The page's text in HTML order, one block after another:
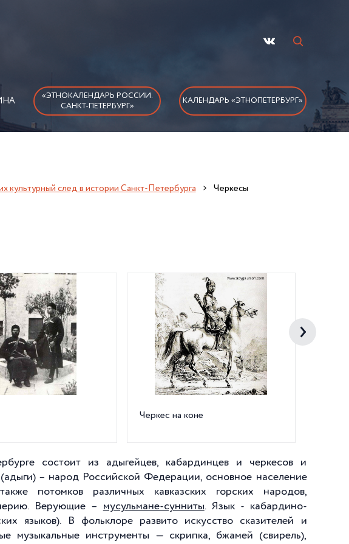
«ЭТНОКАЛЕНДАРЬ РОССИИ.
САНКТ-ПЕТЕРБУРГ»
КАЛЕНДАРЬ «ЭТНОПЕТЕРБУРГ»
культурный след в истории Санкт-Петербурга Черкесы
Черкес на коне
состоит из адыгейцев, кабардинцев и черкесов и
(адыги) – народ Российской Федерации, основное население
потомков различных кавказских горских народов,
Верующие – мусульмане-сунниты. Язык - кабардино-
языков). В фольклоре развито искусство сказителей и
музыкальные инструменты — скрипка, бжамей (свирель),